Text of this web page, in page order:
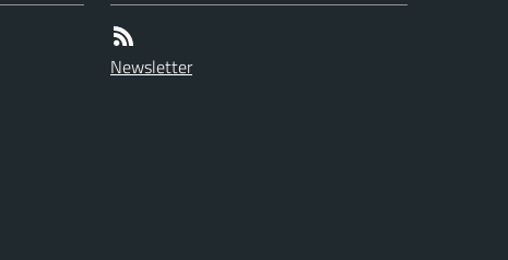
Newsletter